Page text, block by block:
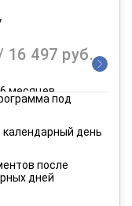
16 497 руб.
месяцев
/ 8 249 руб.
месяцев
под
календарный день
после
дней